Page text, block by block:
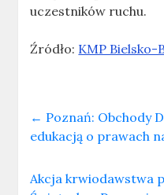
uczestników ruchu.
Źródło: KMP Bielsko-
← Poznań: Obchody
edukacją o prawach
Akcja krwiodawstwa